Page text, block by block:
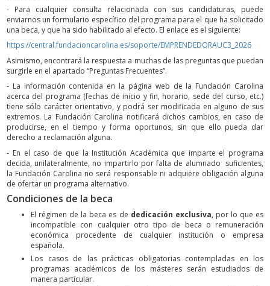
- Para cualquier consulta relacionada con sus candidaturas, puede
enviarnos un formulario específico del programa para el que ha solicitado
una beca, y que ha sido habilitado al efecto. El enlace es el siguiente:
https://central.fundacioncarolina.es/soporte/EMPRENDEDORAUC3_2026
Asimismo, encontrará la respuesta a muchas de las preguntas que puedan
surgirle en el apartado “Preguntas Frecuentes”.
- La información contenida en la página web de la Fundación Carolina
acerca del programa (fechas de inicio y fin, horario, sede del curso, etc.)
tiene sólo carácter orientativo, y podrá ser modificada en alguno de sus
extremos. La Fundación Carolina notificará dichos cambios, en caso de
producirse, en el tiempo y forma oportunos, sin que ello pueda dar
derecho a reclamación alguna.
- En el caso de que la Institución Académica que imparte el programa
decida, unilateralmente, no impartirlo por falta de alumnado suficientes,
la Fundación Carolina no será responsable ni adquiere obligación alguna
de ofertar un programa alternativo.
Condiciones de la beca
El régimen de la beca es de dedicación exclusiva, por lo que es
incompatible con cualquier otro tipo de beca o remuneración
económica procedente de cualquier institución o empresa
española.
Los casos de las prácticas obligatorias contempladas en los
programas académicos de los másteres serán estudiados de
manera particular.